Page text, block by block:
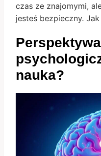
czas ze znajomymi,
jesteś bezpieczny.
Perspektywa
nauka?